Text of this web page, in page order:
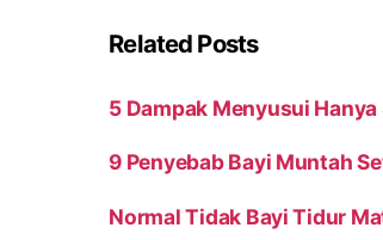
Related Posts
5 Dampak Menyusui
9 Penyebab Bayi Muntah
Normal Tidak Bayi Tidur